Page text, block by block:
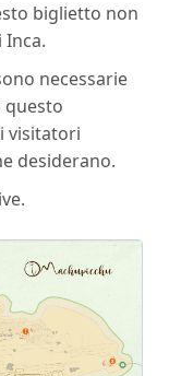
biglietto non
necessarie
questo
visitatori
desiderano.